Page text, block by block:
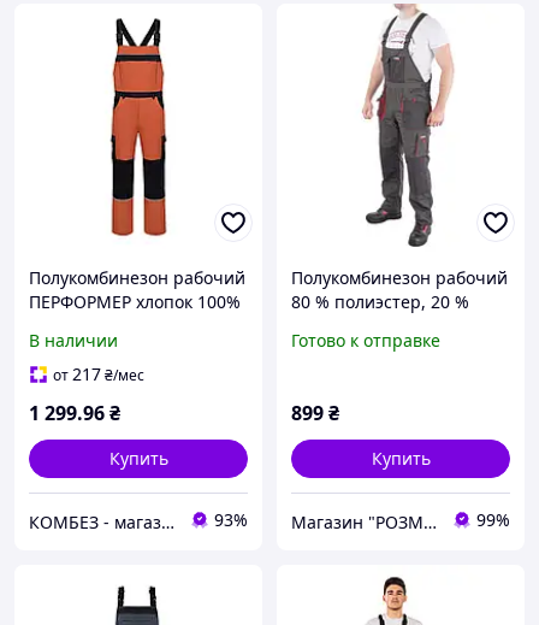
Полукомбинезон рабочий
ПЕРФОРМЕР хлопок 100%
В наличии
от217₴/мес
1 299.96₴
Купить
КОМБЕЗ - магазины качественной спецодежды и СИЗ 93%
Полукомбинезон рабочий
80 % полиэстер, 20 %
м2, S
Готово к отправке
899₴
Купить
Магазин "РОЗМАРИН" 99%